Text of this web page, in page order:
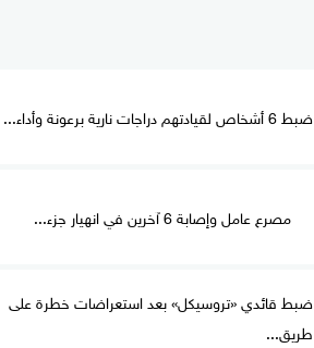
ضبط 6 أشخاص لقيادتهم دراجات نارية برعونة وأداء...
مصرع عامل وإصابة 6 آخرين في انهيار جزء...
ضبط قائدي «تروسيكل» بعد استعراضات خطرة على
طريق...